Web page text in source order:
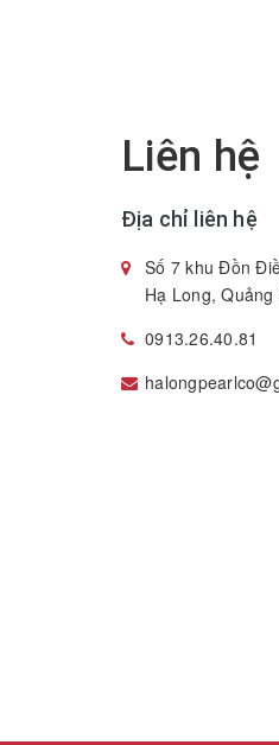
Liên hệ
Địa chỉ liên hệ
Số 7 khu Đồn
Hạ Long, Quảng
0913.26.40.81